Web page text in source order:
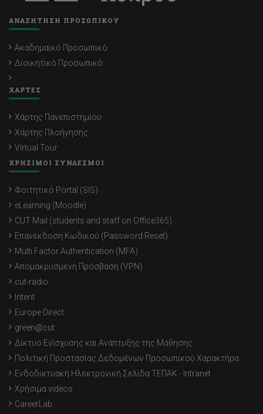
ΑΝΑΖΗΤΗΣΗ ΠΡΟΣΩΠΙΚΟΥ
Ακαδημαϊκό Προσωπικό
Διοικητικό Προσωπικό
ΧΑΡΤΕΣ
Χάρτης Πανεπιστημίου
Χάρτης Πλοήγησης
Virtual Tour
ΧΡΗΣΙΜΟΙ ΣΥΝΔΕΣΜΟΙ
Φοιτητικό Portal (SIS)
eLearning (Moodle)
CUT Mail (students and staff on Office365)
Επανέκδοση Κωδικού (Password Reset)
Multi Factor Authentication (MFA)
Απομακρυσμένη Πρόσβαση (VPN)
cut-radio
Intent
Europe Direct
green@cut
Δίκτυο Ενίσχυσης και Ανάπτυξης της Μάθησης
Πολιτική Προστασίας Δεδομένων Προσωπικού Χαρακτήρα
Ενδοδικτυακή Ηλεκτρονική Σελίδα ΤΕΠΑΚ - Intranet
Χρήσιμα videos
CareerLab